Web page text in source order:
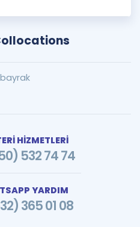
HİZMETLERİ
532 74 74
YARDIM
365 01 08